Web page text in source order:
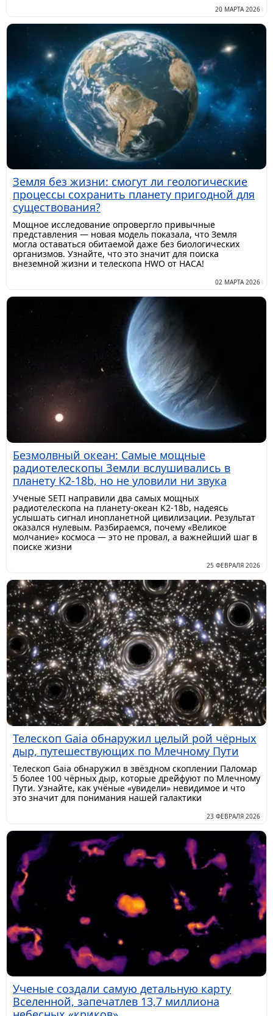
20 МАРТА 2026
Земля без жизни: смогут ли геологические
процессы сохранить планету пригодной для
существования?
Мощное исследование опровергло привычные
представления — новая модель показала, что Земля
могла оставаться обитаемой даже без биологических
организмов. Узнайте, что это значит для поиска
внеземной жизни и телескопа HWO от НАСА!
02 МАРТА 2026
Безмолвный океан: Самые мощные
радиотелескопы Земли вслушивались в
планету K2-18b, но не уловили ни звука
Ученые SETI направили два самых мощных
радиотелескопа на планету-океан K2-18b, надеясь
услышать сигнал инопланетной цивилизации. Результат
оказался нулевым. Разбираемся, почему «Великое
молчание» космоса — это не провал, а важнейший шаг в
поиске жизни
25 ФЕВРАЛЯ 2026
Телескоп Gaia обнаружил целый рой чёрных
дыр, путешествующих по Млечному Пути
Телескоп Gaia обнаружил в звёздном скоплении Паломар
5 более 100 чёрных дыр, которые дрейфуют по Млечному
Пути. Узнайте, как учёные «увидели» невидимое и что
это значит для понимания нашей галактики
23 ФЕВРАЛЯ 2026
Ученые создали самую детальную карту
Вселенной, запечатлев 13,7 миллиона